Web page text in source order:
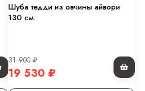
Шуба тедди из овчины айвори
130 см.
31 900₽
19 530 ₽